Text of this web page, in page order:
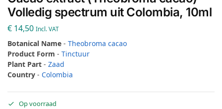
Volledig spectrum uit Colombia, 10ml
€ 14,50 Incl. VAT
Botanical Name - Theobroma cacao
Product Form - Tinctuur
Plant Part - Zaad
Country - Colombia
Op voorraad